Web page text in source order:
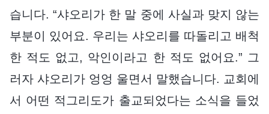
습니다. “샤오리가 한 말 중에 사실과 맞지 않는
부분이 있어요. 우리는 샤오리를 따돌리고 배척
한 적도 없고, 악인이라고 한 적도 없어요.” 그
러자 샤오리가 엉엉 울면서 말했습니다. 교회에
서 어떤 적그리도가 출교되었다는 소식을 들었